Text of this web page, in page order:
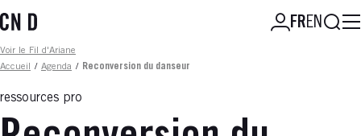
au
principal
FREN
Fil d'ariane
Voir le Fil d'Ariane
Accueil
/ Agenda / Reconversion du danseur
ressources pro